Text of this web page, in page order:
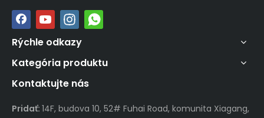
Rýchle odkazy
Kategória produktu
Kontaktujte nás
Pridať: 14F, budova 10, 52# Fuhai Road, komunita Xiagang,